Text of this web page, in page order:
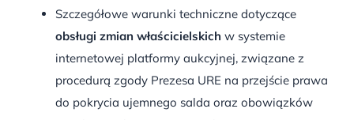
Szczegółowe warunki techniczne dotyczące
obsługi zmian właścicielskich w systemie
internetowej platformy aukcyjnej, związane z
procedurą zgody Prezesa URE na przejście prawa
do pokrycia ujemnego salda oraz obowiązków